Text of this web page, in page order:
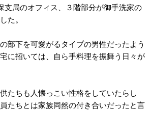
支局のオフィス、３階部分が御手洗家の
た。
部下を可愛がるタイプの男性だったよう
に招いては、自ら手料理を振舞う日々が
たちも人懐っこい性格をしていたらし
たちとは家族同然の付き合いだったと言